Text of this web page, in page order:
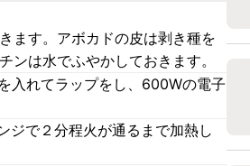
ます。アボカドの皮は剥き種を
は水でふやかしておきます。
入れてラップをし、600Wの電子
ジで２分程火が通るまで加熱し